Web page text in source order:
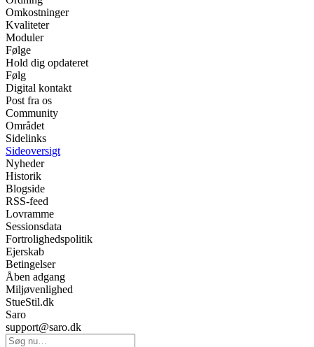
Omkostninger
Kvaliteter
Moduler
Følge
Hold dig opdateret
Følg
Digital kontakt
Post fra os
Community
Området
Sidelinks
Sideoversigt
Nyheder
Historik
Blogside
RSS-feed
Lovramme
Sessionsdata
Fortrolighedspolitik
Ejerskab
Betingelser
Åben adgang
Miljøvenlighed
StueStil.dk
Saro
support@saro.dk